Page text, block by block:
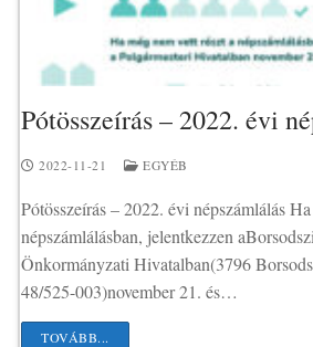
Pótösszeírás – 2022. évi
2022-11-21 EGYÉB
Pótösszeírás – 2022. évi népszámlálás
népszámlálásban, jelentkezzen
Önkormányzati Hivatalban(3796
48/525-003)november 21. és…
TOVÁBB...